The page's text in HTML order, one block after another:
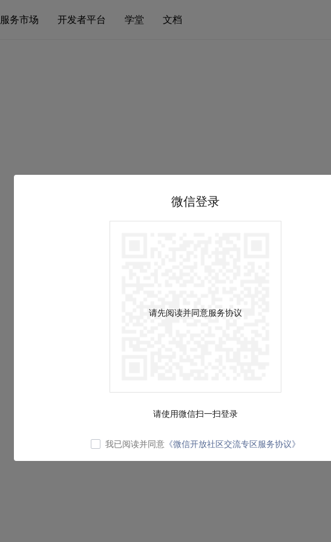
服务市场 开发者平台 学堂 文档
微信登录
请先阅读并同意服务协议
请使用微信扫一扫登录
我已阅读并同意 《微信开放社区交流专区服务协议》